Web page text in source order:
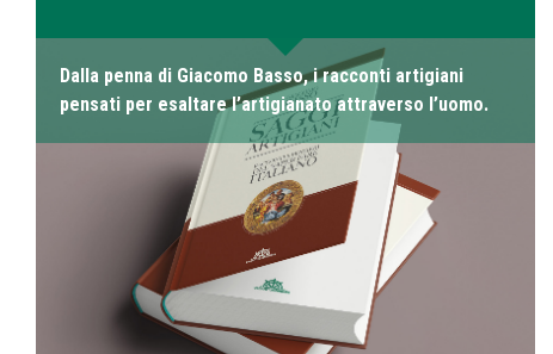
Dalla penna di Giacomo Basso, i racconti artigiani
pensati per esaltare l’artigianato attraverso l’uomo.